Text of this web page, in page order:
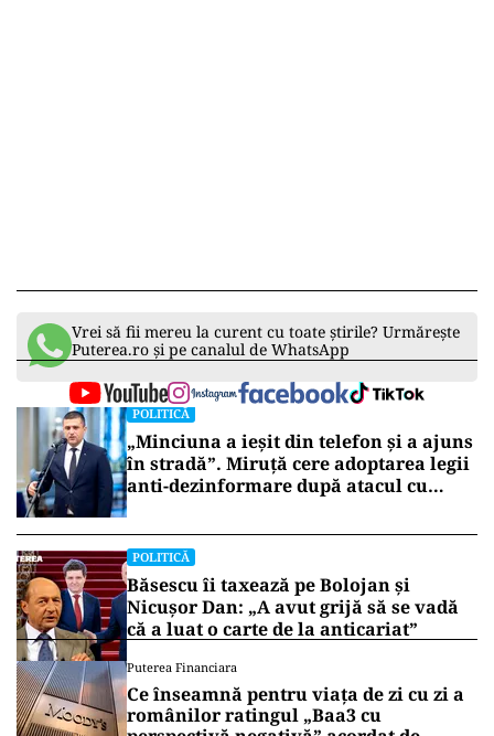
Vrei să fii mereu la curent cu toate știrile? Urmărește
Puterea.ro și pe canalul de WhatsApp
POLITICĂ
„Minciuna a ieșit din telefon și a ajuns
în stradă”. Miruță cere adoptarea legii
anti-dezinformare după atacul cu
POLITICĂ
Băsescu îi taxează pe Bolojan și
Nicușor Dan: „A avut grijă să se vadă
că a luat o carte de la anticariat”
Puterea Financiara
Ce înseamnă pentru viața de zi cu zi a
românilor ratingul „Baa3 cu